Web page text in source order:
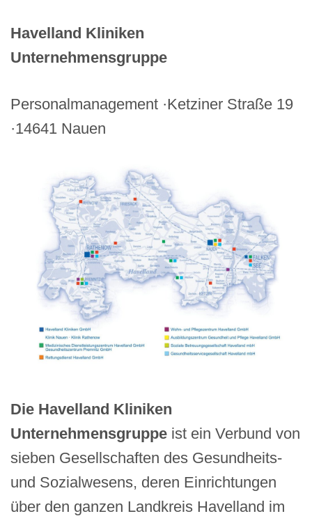
Havelland Kliniken
Unternehmensgruppe
Personalmanagement ·Ketziner Straße 19
·14641 Nauen
Die Havelland Kliniken
Unternehmensgruppe ist ein Verbund von
sieben Gesellschaften des Gesundheits-
und Sozialwesens, deren Einrichtungen
über den ganzen Landkreis Havelland im